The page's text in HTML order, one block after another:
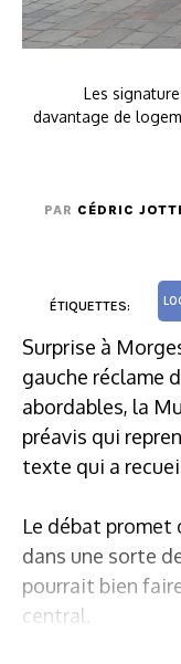
Les
davantage de
PAR CÉDRIC
ÉTIQUETTES:
Surprise à
gauche réclame
abordables, la
préavis qui
texte qui a
Le débat promet
dans une sorte
pourrait bien
central.